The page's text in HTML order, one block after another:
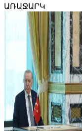
ԱՌԱՋԱՐԿ